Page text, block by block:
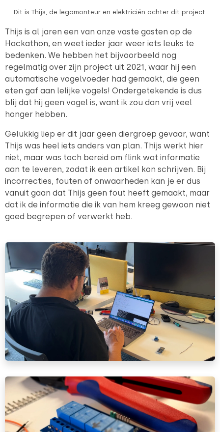
Dit is Thijs, de legomonteur en elektriciën achter dit project.
Thijs is al jaren een van onze vaste gasten op de
Hackathon, en weet ieder jaar weer iets leuks te
bedenken. We hebben het bijvoorbeeld nog
regelmatig over zijn project uit 2021, waar hij een
automatische vogelvoeder had gemaakt, die geen
eten gaf aan lelijke vogels! Ondergetekende is dus
blij dat hij geen vogel is, want ik zou dan vrij veel
honger hebben.
Gelukkig liep er dit jaar geen diergroep gevaar, want
Thijs was heel iets anders van plan. Thijs werkt hier
niet, maar was toch bereid om flink wat informatie
aan te leveren, zodat ik een artikel kon schrijven. Bij
incorrecties, fouten of onwaarheden kan je er dus
vanuit gaan dat Thijs geen fout heeft gemaakt, maar
dat ik de informatie die ik van hem kreeg gewoon niet
goed begrepen of verwerkt heb.